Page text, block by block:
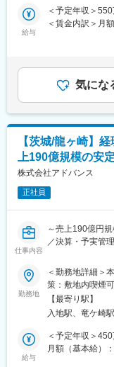
す。そのため、
1000億円となっ
変更の範囲：会
■業務詳細：
ご経験に応じ
・決算短信・有
・監査法人・顧
・資金調達及び
理処理の実践）
・M＆A後のPMI
・グループ管理
・その他与信調
■募集背景：
現在、財務経理
に本店所在地を
経営に資する財
本社に財務経理
■魅力：
【会社拡大にお
本ポジションは
から企業の健全
位置となります
給与
＜予定年収＞
＜賃金内訳＞月
る可能性があり
気にな
【茨城/龍ヶ崎】
上190億規模の安
株式会社アドバンス
正社員
仕事内容
～売上190億円
／決算・予実管
■募集背景：
事業拡大に伴う
管理まで担える
■業務内容：
・月次・年次決
勤務地
＜勤務地詳細＞
策：敷地内喫煙
【最寄り駅】
入地駅、竜ケ崎
給与
＜予定年収＞
月額（基本給）